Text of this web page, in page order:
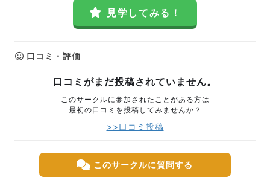
見学してみる！
口コミ・評価
口コミがまだ投稿されていません。
このサークルに参加されたことがある方は
最初の口コミを投稿してみませんか？
>>口コミ投稿
このサークルに質問する